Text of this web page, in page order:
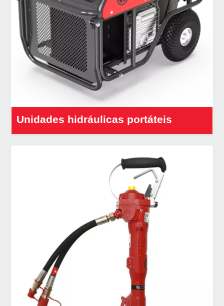
Unidades hidráulicas portáteis